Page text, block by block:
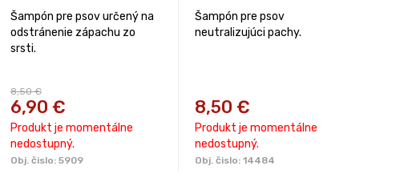
Šampón pre psov určený na
odstránenie zápachu zo
srsti.
8,50 €
6,90 €
Produkt je momentálne
nedostupný.
Obj. čislo: 5909
Šampón pre psov
neutralizujúci pachy.
8,50 €
Produkt je momentálne
nedostupný.
Obj. čislo: 14484